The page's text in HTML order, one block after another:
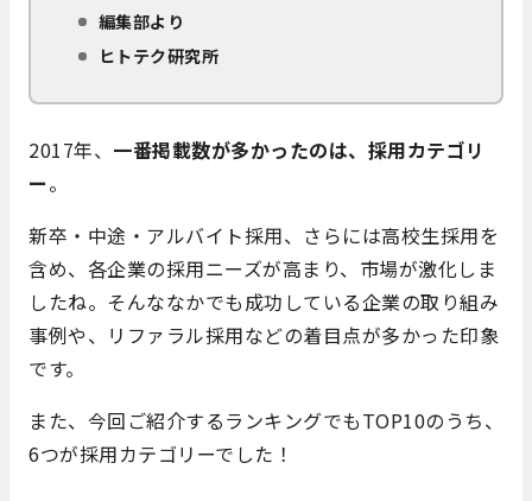
編集部より
ヒトテク研究所
2017年、 一番掲載数が多かったのは、採用カテゴリ
ー。
新卒・中途・アルバイト採用、さらには高校生採用を
含め、各企業の採用ニーズが高まり、市場が激化しま
したね。そんななかでも成功している企業の取り組み
事例や、リファラル採用などの着目点が多かった印象
です。
また、今回ご紹介するランキングでもTOP10のうち、
6つが採用カテゴリーでした！